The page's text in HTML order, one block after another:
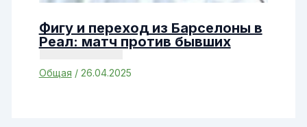
Фигу и переход из Барселоны в
Реал: матч против бывших
Общая / 26.04.2025